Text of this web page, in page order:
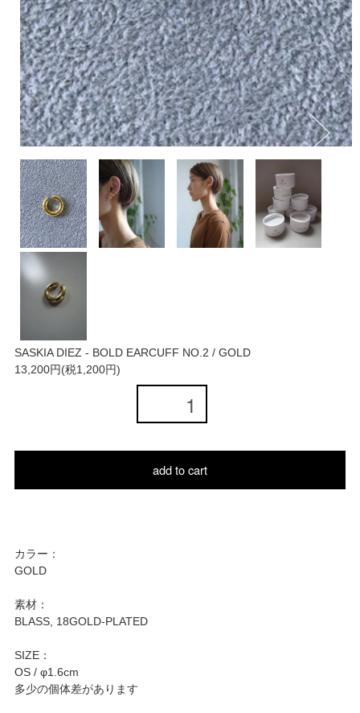
SASKIA DIEZ - BOLD EARCUFF NO.2 / GOLD
13,200円(税1,200円)
add to cart
カラー：
GOLD
素材：
BLASS, 18GOLD-PLATED
SIZE：
OS / φ1.6cm
多少の個体差があります